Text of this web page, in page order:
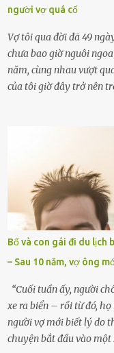
người vợ quá cố
Vợ tôi qua đời đã 49
chưa bao giờ nguôi
năm, cùng nhau vượt
của tôi giờ đây trở nên
rơi vào khoảng trống
ngồi lặng lẽ nhớ về cô
chìm đắm trong đau
thiết đã đến bên, giúp
ngày giỗ đầu tiên của
mãi.Buổi sáng hôm đó,
sắp xếp lại bàn thờ vợ.
đó kỳ lạ mà tôi không
cúi xuống lau chùi bát
tôi giật mình. Và rồi,
Bố và con gái đi du lịch
– Sau 10 năm, vợ ông
“Cuối tuần ấy, người
xe ra biển – rồi từ đó,
người vợ mới biết lý do
chuyện bắt đầu vào